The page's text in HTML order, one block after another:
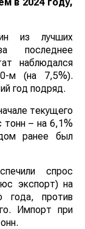
из лучших
последнее
наблюдался
м (на 7,5%).
год подряд.
и в начале
53,8 тыс тонн
Годом ранее
спрос
экспорт) на
года, против
Импорт при